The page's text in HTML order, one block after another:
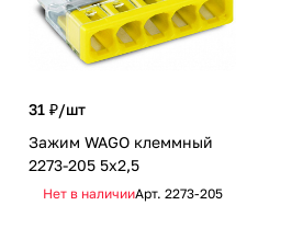
31 ₽/шт
Зажим WAGO клеммный
2273-205 5x2,5
Нет в наличииАрт. 2273-205